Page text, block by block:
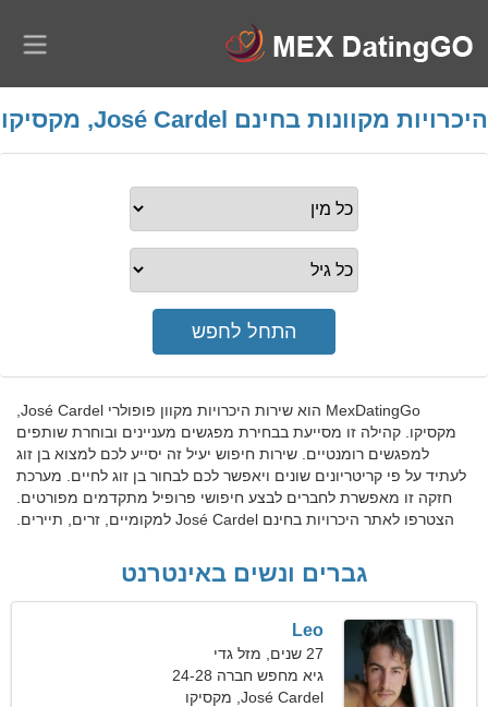
היכרויות מקוונות בחינם José Cardel, מקסיקו
מקסיקו. קהילה זו מסייעת בבחירת מפגשים מעניינים ובוחרת שותפים
למפגשים רומנטיים. שירות חיפוש יעיל זה יסייע לכם למצוא בן זוג
לעתיד על פי קריטריונים שונים ויאפשר לכם לבחור בן זוג לחיים. מערכת
חזקה זו מאפשרת לחברים לבצע חיפושי פרופיל מתקדמים מפורטים.
הצטרפו לאתר היכרויות בחינם José Cardel למקומיים, זרים, תיירים.
גברים ונשים באינטרנט
Leo
27 שנים, מזל גדי
גיא מחפש חברה 24-28
José Cardel, מקסיקו